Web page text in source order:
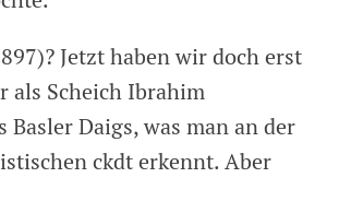
Jetzt haben wir doch erst
als Scheich Ibrahim
Daigs, was man an der
ckdt erkennt. Aber